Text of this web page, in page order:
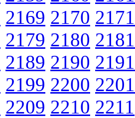
2169 2170 2171
2179 2180 2181
2189 2190 2191
2199 2200 2201
2209 2210 2211